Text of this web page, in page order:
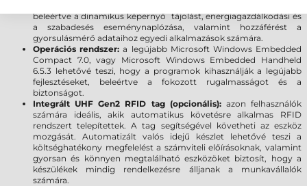
beleértve a dinamikus képernyő tájolást, energiagazdálkodási és
a szabadesés eseménynaplózása, valamint hozzáférést a
gyorsulásmérő adataihoz egyedi alkalmazások számára.
Operációs rendszer: a legújabb Microsoft Windows Embedded
Compact 7.0, vagy Microsoft Windows Embedded Handheld
6.5.3 lehetővé teszi, hogy a programok kihasználják a legújabb
fejlesztéseket, beleértve a fokozott rugalmasságot és a
biztonságot.
Integrált UHF Gen2 RFID tag (opcionális):azon felhasználók
számára ideális, akik automatikus követésre alkalmas RFID
rendszert telepítettek. A tag segítségével követheti az eszköz
mozgását. Automatizált valós idejű készlet lehetővé teszi a
költséghatékony megfelelést a számviteli előírásoknak, valamint
gyorsan és könnyen megtalálható eszközöket biztosít, hogy a
készülékek mindig rendelkezésre álljanak a munkavállalók
számára.